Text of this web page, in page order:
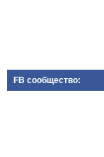
FB сообщество: